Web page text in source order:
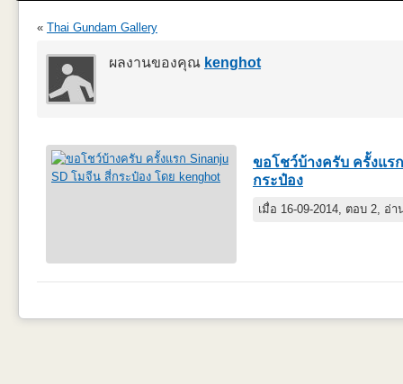
« Thai Gundam Gallery
ผลงานของคุณ kenghot
ขอโชว์บ้างครับ ครั้งแร
กระป๋อง
เมื่อ 16-09-2014, ตอบ 2, อ่า